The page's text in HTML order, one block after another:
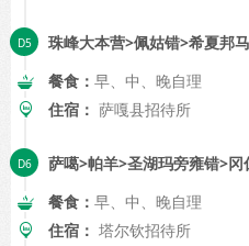
珠峰大本营>佩姑错>希夏邦
餐食： 早、中、晚自理
住宿： 萨嘎县招待所
萨噶>帕羊>圣湖玛旁雍错>冈
餐食： 早、中、晚自理
住宿： 塔尔钦招待所